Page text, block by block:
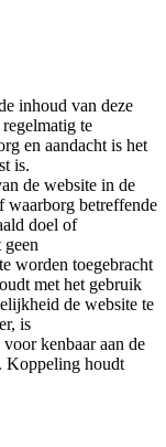
inhoud van deze
te
en aandacht is het
is.
de website in de
waarborg betreffende
doel of
geen
worden toegebracht
met het gebruik
de website te
is
kenbaar aan de
Koppeling houdt